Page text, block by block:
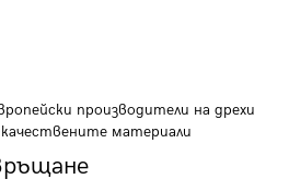
производители на дрехи
материали